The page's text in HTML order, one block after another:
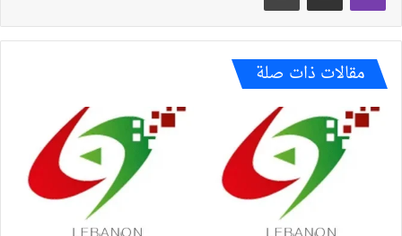
مقالات ذات صلة